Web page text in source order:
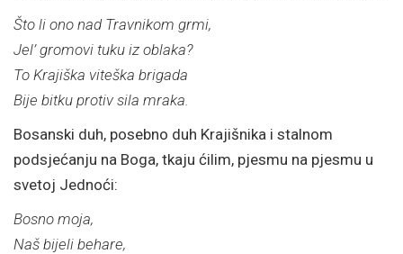
Što li ono nad Travnikom grmi,
Jel’ gromovi tuku iz oblaka?
To Krajiška viteška brigada
Bije bitku protiv sila mraka.
Bosanski duh, posebno duh Krajišnika i stalnom
podsjećanju na Boga, tkaju ćilim, pjesmu na pjesmu u
svetoj Jednoći:
Bosno moja,
Naš bijeli behare,